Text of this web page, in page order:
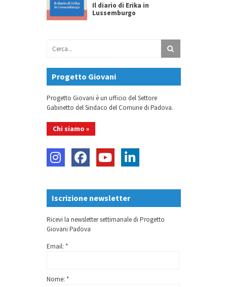
Il diario di Erika in
Lussemburgo
Progetto Giovani
Progetto Giovani è un ufficio del Settore
Gabinetto del Sindaco del Comune di Padova.
Chi siamo »
Iscrizione newsletter
Ricevi la newsletter settimanale di Progetto
Giovani Padova
Email: *
Nome: *